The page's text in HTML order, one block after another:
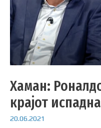
Хаман:
крајот
20.06.2021